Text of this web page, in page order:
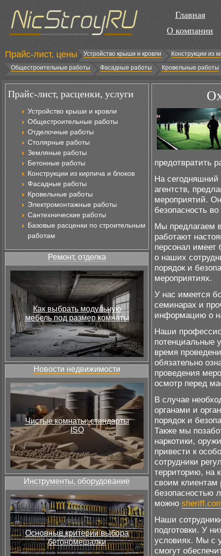
Главная
О компании
Прайс-лист, цены Устройство крыши и кровли
Конструкции из
Общестроительные работы
Фасадные работы Кровельные работы
Прайс-лист, расценки, услуги
Устройство крыши и кровли
Общестроительные работы
Отделочные работы
Столярные работы
Земляные работы
Бетонные работы
Конструкции из кирпича и блоков
Фасадные работы
Кровельные работы
Электромонтажные работы
Сантехнические работы
Базовые расценки по строительным
работам
Ремонт, отделка
Как выбрать модульную
мебель под размер комнаты
Новости недвижимости
Чистые комнаты: стандарты
ISO
Инструменты, оборудование
Основные критерии выбора
бетономешалки
предотвратить
На сегодняшний
агентств,
мероприятий.
безопасность
Мы предлагаем
работают
персонал
о наших
порядок и
мероприятиях.
У нас имеется
семинарах и
информацию о
Наши
потенциальные
время
обязательно
проведения
осмотр перед
В случае
органами и
порядок и
Также мы
наркотики,
привести к
сотрудники
территорию, на
своим клиентам
безопасностью
можно
Наши
подготовки. У
условиях. Мы с
смогут